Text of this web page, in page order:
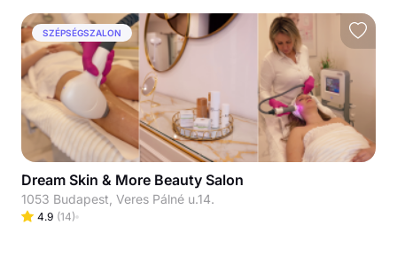
SZÉPSÉGSZALON
Dream Skin & More Beauty Salon
1053 Budapest, Veres Pálné u.14.
4.9 (14)